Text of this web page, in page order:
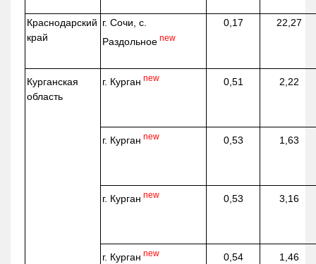
Краснодарский
край
г. Сочи, с.
Раздольное new
0,17 22,27
Курганская
область
г. Курган new 0,51 2,22
г. Курган new 0,53 1,63
г. Курган new 0,53 3,16
г. Курган new 0,54 1,46